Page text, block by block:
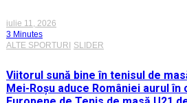
iulie 11, 2026
3 Minutes
ALTE SPORTURI
SLIDER
Viitorul sună bine în tenisul de
Mei-Roșu aduce României aurul